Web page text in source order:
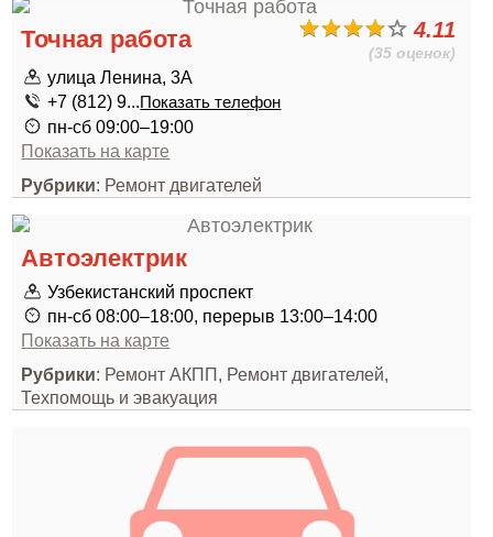
4.11
(35 оценок)
Точная работа
улица Ленина, 3А
+7 (812) 9...Показать телефон
пн-сб 09:00–19:00
Показать на карте
Рубрики: Ремонт двигателей
Автоэлектрик
Узбекистанский проспект
пн-сб 08:00–18:00, перерыв 13:00–14:00
Показать на карте
Рубрики: Ремонт АКПП, Ремонт двигателей,
Техпомощь и эвакуация